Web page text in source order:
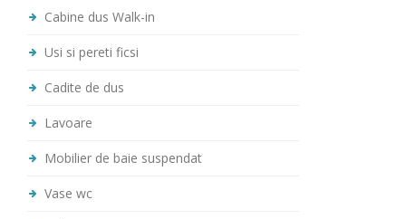
Cabine dus Walk-in
Usi si pereti ficsi
Cadite de dus
Lavoare
Mobilier de baie suspendat
Vase wc